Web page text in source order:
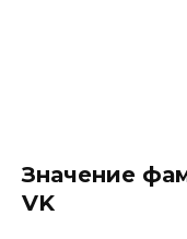
Значение
VK